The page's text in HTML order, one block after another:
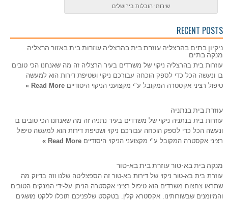
שירותי הובלות בירושלים
RECENT POSTS
ניקיון בתים בהרצליה עוזרת בית בהרצליה עוזרות בית באזור הרצליה
מנקה בתים
עוזרות בית בהרצליה ניקוי של משרדים בעיר הרצליה זה מה שאנחנו הכי טובים
בו ונעשה הכל כדי לספק הוכחה עבורכם ניקוי ושטיפת דירות הוא למעשה
טיפול רציני אקסטרה המקובל ע"י מקצועני הניקוי היסודיים Read More »
עוזרת בית בנתניה
עוזרות בית בנתניה ניקוי של משרדים בעיר נתניה זה מה שאנחנו הכי טובים בו
ונעשה הכל כדי לספק הוכחה עבורכם ניקוי ושטיפת דירות הוא למעשה טיפול
רציני אקסטרה המקובל ע"י מקצועני הניקוי היסודיים Read More »
מנקה בית בא-טור עוזרת בית בא-טור
עוזרת בית בא-טור ניקוי של דירות בא-טור זה הספצליטה שלנו וזה בדיוק מה
שתראו צחצוח משרדים הוא טיפול רציני אקסטרה הניתן על-ידי המנקים הטובים
והמיומנים שבשורותינו. אקסטרא קלין. בטקסט שלפניכם תוכלו ללקט מושגים